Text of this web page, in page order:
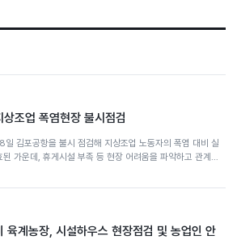
조업 폭염현장 불시점검
김포공항을 불시 점검해 지상조업 노동자의 폭염 대비 실
가운데, 휴게시설 부족 등 현장 어려움을 파악하고 관계…
육계농장, 시설하우스 현장점검 및 농업인 안